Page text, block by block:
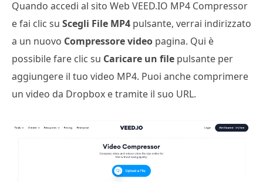
Quando accedi al sito Web VEED.IO MP4 Compressor
e fai clic su Scegli File MP4 pulsante, verrai indirizzato
a un nuovo Compressore video pagina. Qui è
possibile fare clic su Caricare un file pulsante per
aggiungere il tuo video MP4. Puoi anche comprimere
un video da Dropbox e tramite il suo URL.